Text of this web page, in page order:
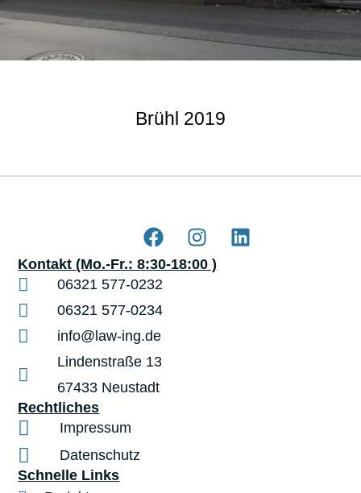
Brühl 2019
Kontakt (Mo.-Fr.: 8:30-18:00 )
06321 577-0232
06321 577-0234
info@law-ing.de
Lindenstraße 13
67433 Neustadt
Schnelle Links
Rechtliches
Impressum
Datenschutz